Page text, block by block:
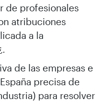
de profesionales
atribuciones
a la
de las empresas e
precisa de
para resolver